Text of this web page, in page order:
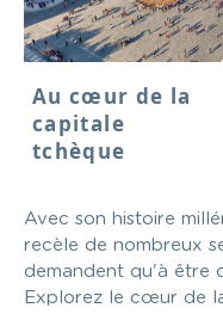
Au cœur de la
capitale
tchèque
Avec son histoire
recèle de nombreux
demandent qu'à être
Explorez le cœur de